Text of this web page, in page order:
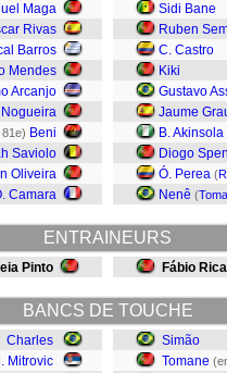
Maga
Rivas
Barros
Mendes
Arcanjo
, 81e) Beni
Saviolo
Oliveira
Camara
Sidi Bane
Ruben
C. Castro
Kiki
Gustavo
Jaume
B. Akinsola
Diogo
Ó. Perea (
Nenê (
ENTRAINEURS
Pinto Fábio
BANCS DE TOUCHE
Charles
Mitrovic
Simão
Tomane